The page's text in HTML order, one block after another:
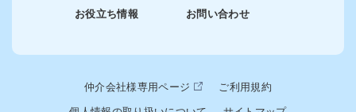
お役立ち情報 お問い合わせ
仲介会社様専用ページ ご利用規約